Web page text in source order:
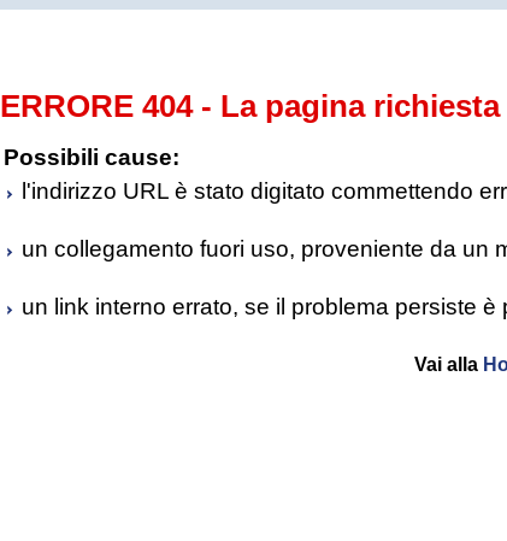
ERRORE 404 - La pagina
Possibili cause:
l'indirizzo URL è stato digitato commettendo
un collegamento fuori uso, proveniente da un
un link interno errato, se il problema persiste
Vai alla